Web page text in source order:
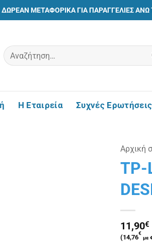
ΔΩΡΕΑΝ ΜΕΤΑΦΟΡΙΚΑ ΓΙΑ ΠΑΡΑΓΓΕΛΙΕΣ ΑΝΩ
Αναζήτηση
για:
Η Εταιρεία Συχνές Ερωτήσεις
Αρχική
TP-
11,90€
(14,76
€
με